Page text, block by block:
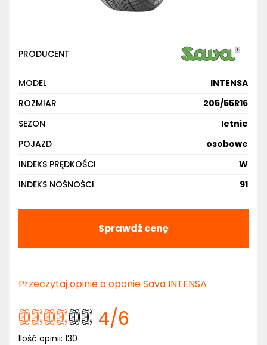
PRODUCENT
MODEL
INTENSA
ROZMIAR
205/55R16
SEZON
letnie
POJAZD
osobowe
INDEKS PRĘDKOŚCI
W
INDEKS NOŚNOŚCI
91
Sprawdź cenę
Przeczytaj opinie o oponie Sava INTENSA
4/6
Ilość opinii: 130